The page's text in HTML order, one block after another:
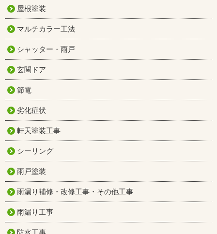
屋根塗装
マルチカラー工法
シャッター・雨戸
玄関ドア
節電
劣化症状
軒天塗装工事
シーリング
雨戸塗装
雨漏り補修・改修工事・その他工事
雨漏り工事